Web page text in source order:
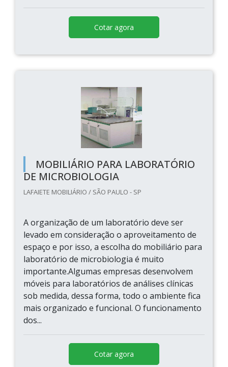
Cotar agora
MOBILIÁRIO PARA LABORATÓRIO
DE MICROBIOLOGIA
LAFAIETE MOBILIÁRIO / SÃO PAULO - SP
A organização de um laboratório deve ser
levado em consideração o aproveitamento de
espaço e por isso, a escolha do mobiliário para
laboratório de microbiologia é muito
importante.Algumas empresas desenvolvem
móveis para laboratórios de análises clínicas
sob medida, dessa forma, todo o ambiente fica
mais organizado e funcional. O funcionamento
dos...
Cotar agora